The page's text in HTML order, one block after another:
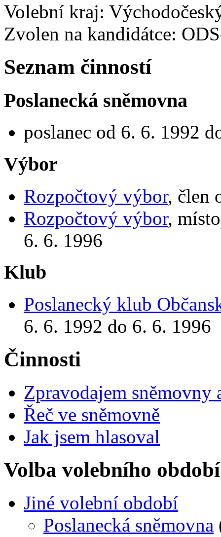
Volební kraj:
Zvolen na kandidátce:
Seznam činností
Poslanecká sněmovna
poslanec od 6. 6. 1992
Výbor
Rozpočtový výbor, člen
Rozpočtový výbor,
6. 6. 1996
Klub
Poslanecký klub
6. 6. 1992 do 6. 6. 1996
Činnosti
Zpravodajem
Řeč ve sněmovně
Jak jsem hlasoval
Volba volebního období
Jiné volební období
Poslanecká sněmovna